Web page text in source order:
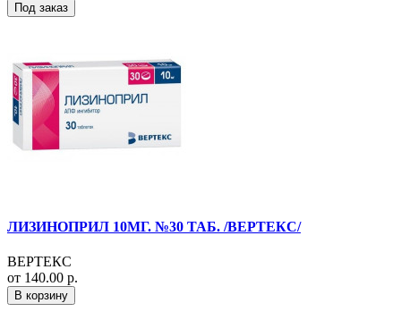
Под заказ
ЛИЗИНОПРИЛ 10МГ. №30 ТАБ. /ВЕРТЕКС/
ВЕРТЕКС
от 140.00 р.
В корзину